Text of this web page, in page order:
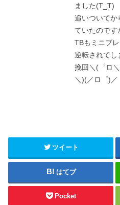
ました(T_T)
追いついてか
ていたのです
TBもミニブ
逆転されてし
挽回＼(゜ロ
＼)(／ロ゜)／
ツイート
はてブ
Pocket